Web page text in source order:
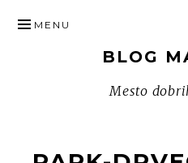
TO
BLOG
Mesto
MENU